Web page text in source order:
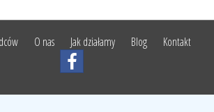
O nas Jak działamy Blog Kontakt